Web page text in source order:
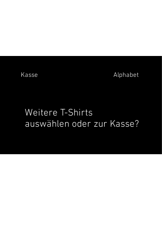
Kasse Alphabet
Weitere T-Shirts
auswählen oder zur Kasse?